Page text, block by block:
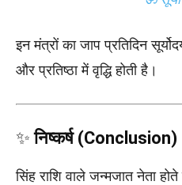
इन मंत्रों का जाप प्रतिदिन
और प्रतिष्ठा में वृद्धि होती है।
✨निष्कर्ष (Conclusion)
सिंह राशि वाले जन्मजात नेता